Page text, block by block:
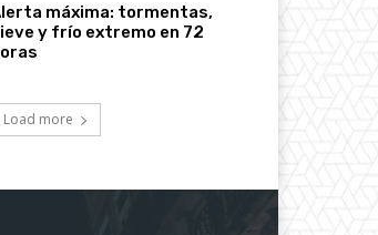
máxima: tormentas,
y frío extremo en 72
Load more